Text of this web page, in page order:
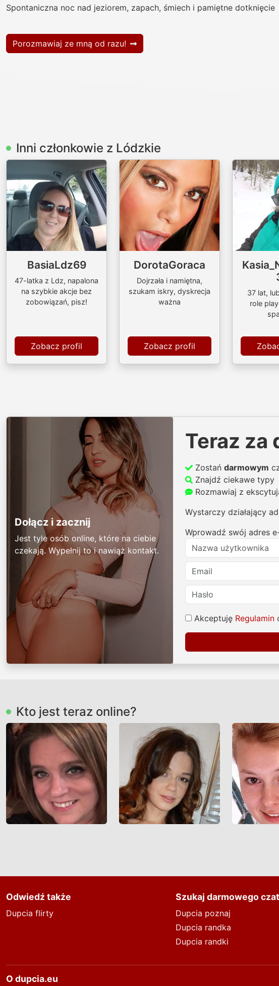
Spontaniczna noc nad jeziorem, zapach, śmiech i pamiętne dotknięcie
Porozmawiaj ze mną od razu!
Inni członkowie z Lódzkie
BasiaLdz69
47-latka z Ldz, napalona
na szybkie akcje bez
zobowiązań, pisz!
Zobacz profil
DorotaGoraca
Dojrzała i namiętna,
szukam iskry, dyskrecja
ważna
Zobacz profil
37 lat,
role
Dołącz i zacznij
Jest tyle osób online, które na ciebie
czekają. Wypełnij to i nawiąż kontakt.
Teraz za
Zostań darmowym
Znajdź ciekawe typy
Rozmawiaj z
Wystarczy działający
Wprowadź swój adres
Akceptuję Regulamin
Kto jest teraz online?
Odwiedź także
Dupcia flirty
Szukaj darmowego
Dupcia poznaj
Dupcia randka
Dupcia randki
O dupcia.eu